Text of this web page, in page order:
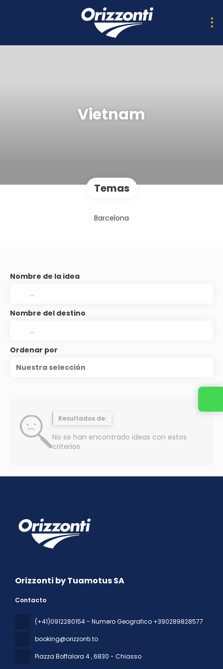
Vietnam
Temas
Barcelona
Nombre de la idea
Nombre del destino
Ordenar por
Nuestra selección
Resultados de:
No se han encontrado ideas con estos
criterios
Orizzonti by Tuamotus SA
Contacto
(+41)0912280154 - Numero Geografico +390289828577
booking@orizzonti.to
Piazza Boffalora 4, 6830 - Chiasso